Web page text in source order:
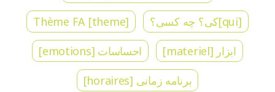
[qui]کی؟ چه کسی؟
[theme] Thème FA
ابزار [materiel]
احساسات [emotions]
برنامه زمانی [horaires]